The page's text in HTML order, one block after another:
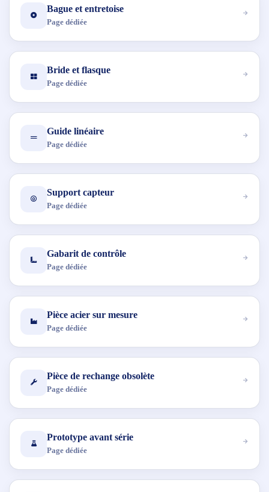
Bague et entretoise
Page dédiée
Bride et flasque
Page dédiée
Guide linéaire
Page dédiée
Support capteur
Page dédiée
Gabarit de contrôle
Page dédiée
Pièce acier sur mesure
Page dédiée
Pièce de rechange obsolète
Page dédiée
Prototype avant série
Page dédiée